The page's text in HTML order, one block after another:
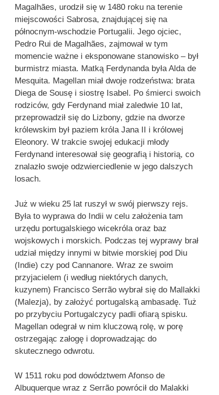
Magalhães, urodził się w 1480 roku na terenie
miejscowości Sabrosa, znajdującej się na
północnym-wschodzie Portugalii. Jego ojciec,
Pedro Rui de Magalhães, zajmował w tym
momencie ważne i eksponowane stanowisko – był
burmistrz miasta. Matką Ferdynanda była Alda de
Mesquita. Magellan miał dwoje rodzeństwa: brata
Diega de Sousę i siostrę Isabel. Po śmierci swoich
rodziców, gdy Ferdynand miał zaledwie 10 lat,
przeprowadził się do Lizbony, gdzie na dworze
królewskim był paziem króla Jana II i królowej
Eleonory. W trakcie swojej edukacji młody
Ferdynand interesował się geografią i historią, co
znalazło swoje odzwierciedlenie w jego dalszych
losach.
Już w wieku 25 lat ruszył w swój pierwszy rejs.
Była to wyprawa do Indii w celu założenia tam
urzędu portugalskiego wicekróla oraz baz
wojskowych i morskich. Podczas tej wyprawy brał
udział między innymi w bitwie morskiej pod Diu
(Indie) czy pod Cannanore. Wraz ze swoim
przyjacielem (i według niektórych danych,
kuzynem) Francisco Serrão wybrał się do Mallakki
(Malezja), by założyć portugalską ambasadę. Tuż
po przybyciu Portugalczycy padli ofiarą spisku.
Magellan odegrał w nim kluczową rolę, w porę
ostrzegając załogę i doprowadzając do
skutecznego odwrotu.
W 1511 roku pod dowództwem Afonso de
Albuquerque wraz z Serrão powrócił do Malakki